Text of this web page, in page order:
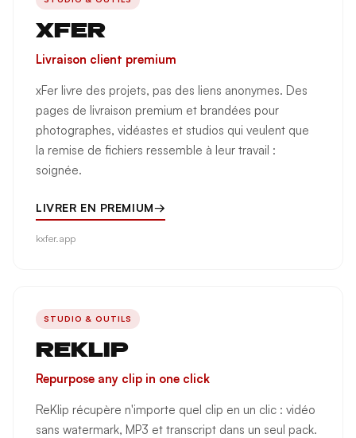
XFER
Livraison client premium
xFer livre des projets, pas des liens anonymes. Des
pages de livraison premium et brandées pour
photographes, vidéastes et studios qui veulent que
la remise de fichiers ressemble à leur travail :
soignée.
LIVRER EN PREMIUM→
kxfer.app
STUDIO & OUTILS
REKLIP
Repurpose any clip in one click
ReKlip récupère n'importe quel clip en un clic : vidéo
sans watermark, MP3 et transcript dans un seul pack.